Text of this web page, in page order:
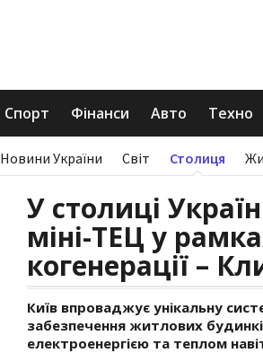
Спорт Фінанси Авто Техно
Новини України Світ Столиця
У столиці
міні-ТЕЦ у
когенерації –
Київ впроваджує унікальну
забезпечення житлових
електроенергією та теплом